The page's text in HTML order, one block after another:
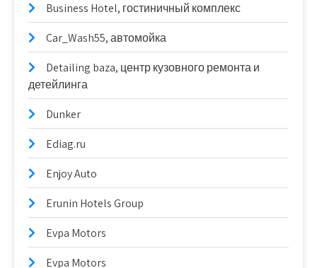
Business Hotel, гостиничный комплекс
Car_Wash55, автомойка
Detailing baza, центр кузовного ремонта и
детейлинга
Dunker
Ediag.ru
Enjoy Auto
Erunin Hotels Group
Evpa Motors
Evpa Motors